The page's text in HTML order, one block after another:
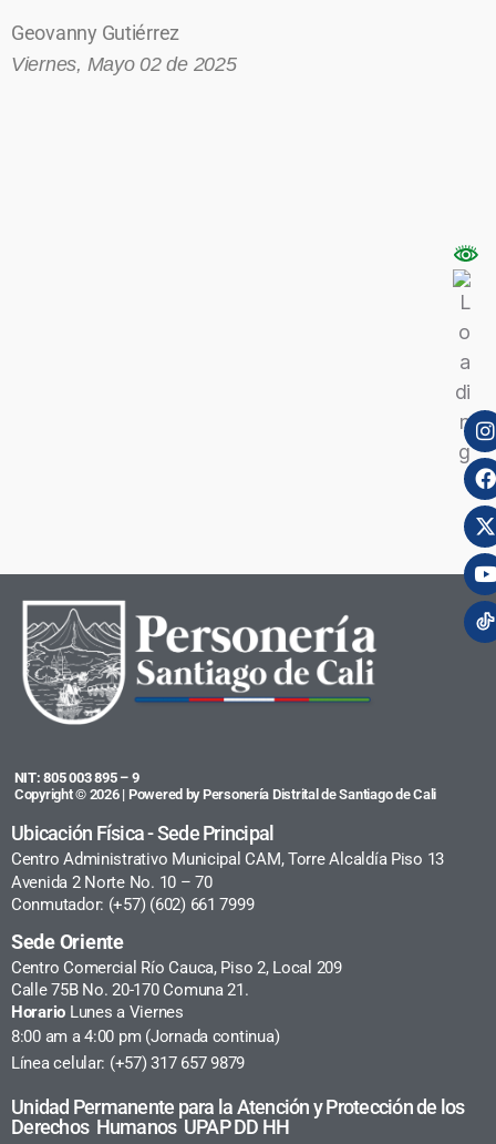
Geovanny Gutiérrez
Viernes, Mayo 02 de 2025
NIT: 805 003 895 – 9
Copyright © 2026 | Powered by Personería Distrital de Santiago de Cali
Ubicación Física - Sede Principal
Centro Administrativo Municipal CAM, Torre Alcaldía Piso 13
Avenida 2 Norte No. 10 – 70
Conmutador: (+57) (602) 661 7999
Sede Oriente
Centro Comercial Río Cauca, Piso 2, Local 209
Calle 75B No. 20-170 Comuna 21.
Horario Lunes a Viernes
8:00 am a 4:00 pm (Jornada continua)
Línea celular: (+57) 317 657 9879
Unidad Permanente para la Atención y Protección de los
Derechos Humanos UPAP DD HH